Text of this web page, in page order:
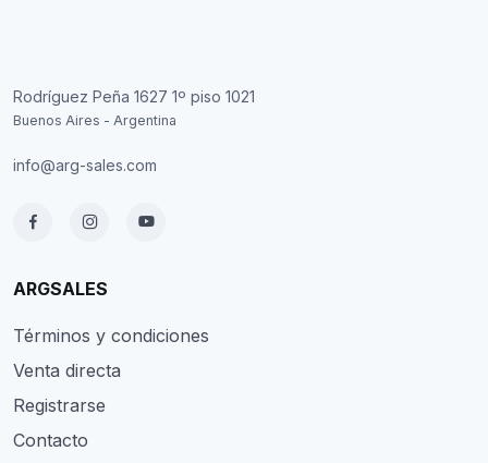
Rodríguez Peña 1627 1º piso 1021
Buenos Aires - Argentina
info@arg-sales.com
ARGSALES
Términos y condiciones
Venta directa
Registrarse
Contacto